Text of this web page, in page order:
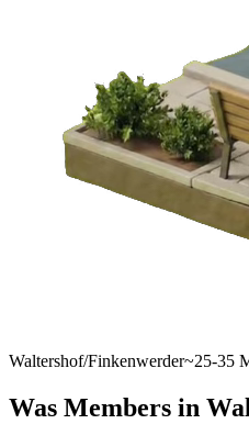
Waltershof/Finkenwerder~25-35
Was Members in